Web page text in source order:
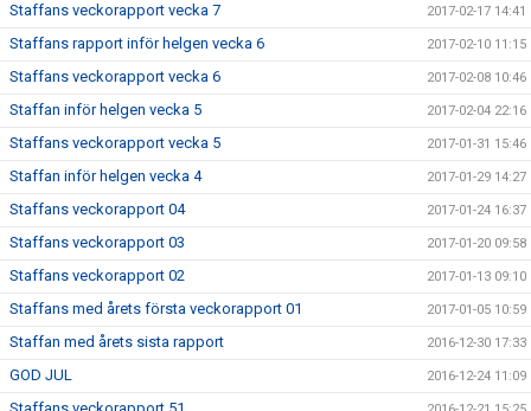
Staffans veckorapport vecka 7 2017-02-17 14:41
Staffans rapport inför helgen vecka 6 2017-02-10 11:15
Staffans veckorapport vecka 6 2017-02-08 10:46
Staffan inför helgen vecka 5 2017-02-04 22:16
Staffans veckorapport vecka 5 2017-01-31 15:46
Staffan inför helgen vecka 4 2017-01-29 14:27
Staffans veckorapport 04 2017-01-24 16:37
Staffans veckorapport 03 2017-01-20 09:58
Staffans veckorapport 02 2017-01-13 09:10
Staffans med årets första veckorapport 01 2017-01-05 10:59
Staffan med årets sista rapport 2016-12-30 17:33
GOD JUL 2016-12-24 11:09